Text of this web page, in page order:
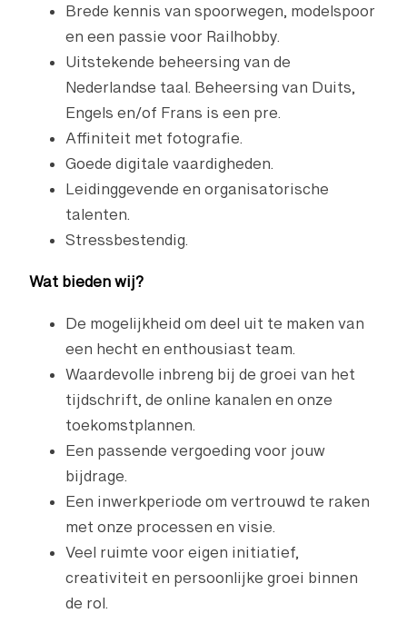
Brede kennis van spoorwegen, modelspoor
en een passie voor Railhobby.
Uitstekende beheersing van de
Nederlandse taal. Beheersing van Duits,
Engels en/of Frans is een pre.
Affiniteit met fotografie.
Goede digitale vaardigheden.
Leidinggevende en organisatorische
talenten.
Stressbestendig.
Wat bieden wij?
De mogelijkheid om deel uit te maken van
een hecht en enthousiast team.
Waardevolle inbreng bij de groei van het
tijdschrift, de online kanalen en onze
toekomstplannen.
Een passende vergoeding voor jouw
bijdrage.
Een inwerkperiode om vertrouwd te raken
met onze processen en visie.
Veel ruimte voor eigen initiatief,
creativiteit en persoonlijke groei binnen
de rol.